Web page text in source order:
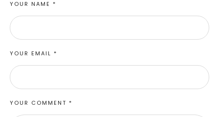
YOUR COMMENT *
YOUR NAME *
YOUR EMAIL *